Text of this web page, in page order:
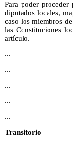
Para poder proceder
diputados locales,
caso los miembros
las Constituciones
artículo.
...
...
...
...
...
Transitorio